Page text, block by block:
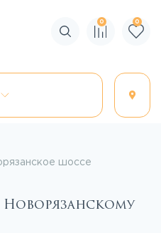
Поиск по сайту
0 0
шоссе
Новорязанскому